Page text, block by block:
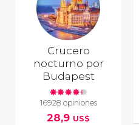
Crucero
nocturno por
Budapest
16928 opiniones
28,9 US$